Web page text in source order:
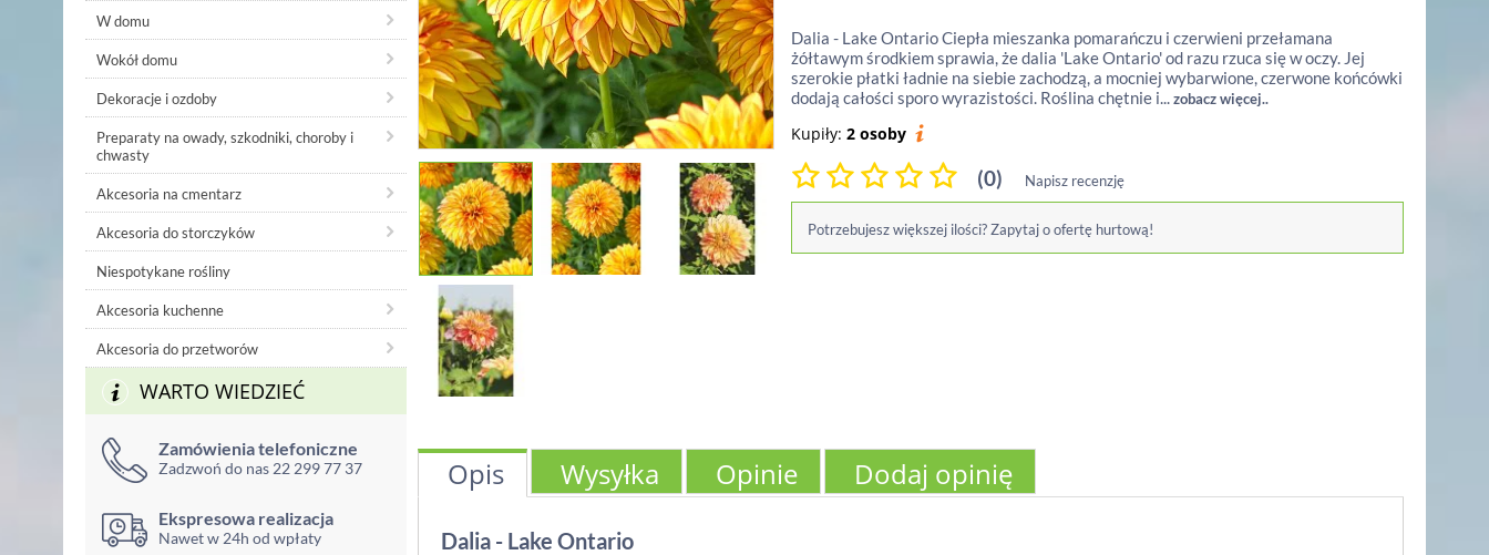
W domu
Wokół domu
Dekoracje i ozdoby
Preparaty na owady, szkodniki, choroby i
chwasty
Akcesoria na cmentarz
Akcesoria do storczyków
Niespotykane rośliny
Akcesoria kuchenne
Akcesoria do przetworów
WARTO WIEDZIEĆ
Zamówienia telefoniczne
Zadzwoń do nas 22 299 77 37
Ekspresowa realizacja
Nawet w 24h od wpłaty
Dalia - Lake Ontario Ciepła mieszanka pomarańczu i czerwieni przełamana
żółtawym środkiem sprawia, że dalia 'Lake Ontario' od razu rzuca się w oczy. Jej
szerokie płatki ładnie na siebie zachodzą, a mocniej wybarwione, czerwone końcówki
dodają całości sporo wyrazistości. Roślina chętnie i...zobacz więcej..
Kupiły: 2 osoby
(0) Napisz recenzję
Potrzebujesz większej ilości? Zapytaj o ofertę hurtową!
Opis Wysyłka Opinie Dodaj opinię
Dalia - Lake Ontario